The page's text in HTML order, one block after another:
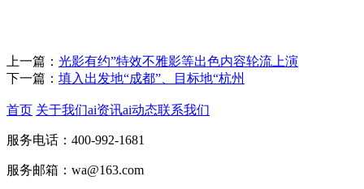
上一篇： 光影有约”特效不雅影等出色内容轮流上演
下一篇： 填入出发地“成都”、目标地“杭州
首页 关于我们ai资讯ai动态联系我们
服务电话：400-992-1681
服务邮箱：wa@163.com